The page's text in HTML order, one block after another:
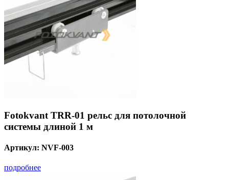
Fotokvant TRR-01 рельс для потолочной
системы длиной 1 м
Артикул: NVF-003
подробнее